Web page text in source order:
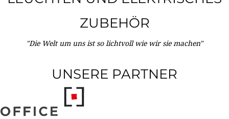
ZUBEHÖR
"Die Welt um uns ist so lichtvoll wie wir sie machen"
UNSERE PARTNER